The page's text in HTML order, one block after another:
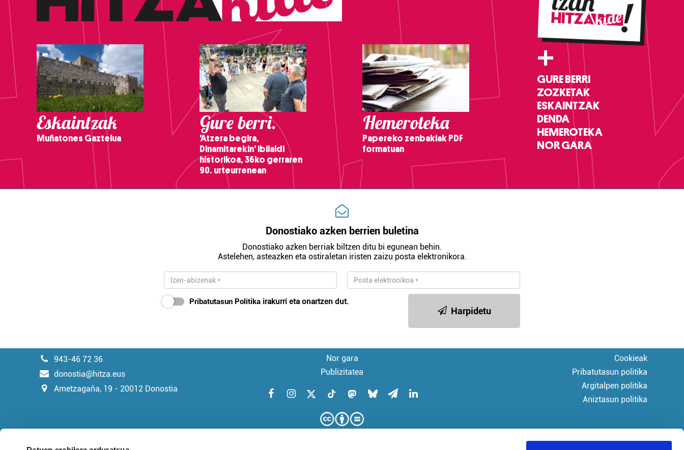
Eskaintzak
Muñatones Gaztelua
Gure berri.
'Atzera begira,
Dinamitarekin' ibilaldi
historikoa, 36ko gerraren
90. urteurrenean
Hemeroteka
Papereko zenbakiak PDF
formatuan
+
GURE BERRI
ZOZKETAK
ESKAINTZAK
DENDA
HEMEROTEKA
NOR GARA
Donostiako azken berrien buletina
Donostiako azken berriak biltzen ditu bi egunean behin.
Astelehen, asteazken eta ostiraletan iristen zaizu posta elektronikora.
Pribatutasun Politika irakurri eta onartzen dut.
Harpidetu
943-46 72 36
donostia@hitza.eus
Ametzagaña, 19 - 20012 Donostia
Nor gara
Publizitatea
Cookieak
Pribatutasun politika
Argitalpen politika
Aniztasun politika